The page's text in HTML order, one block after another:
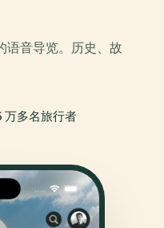
语音导览。历史、故
万多名旅行者